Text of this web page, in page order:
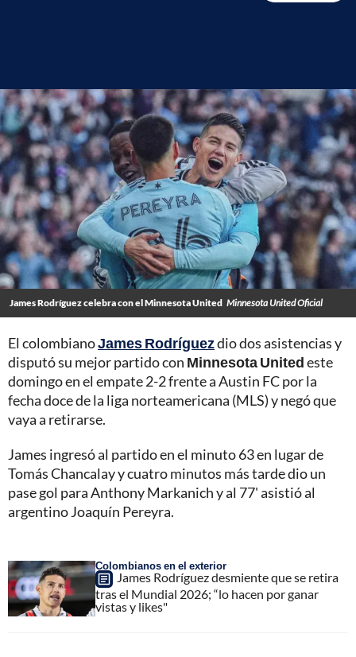
James Rodríguez celebra con el Minnesota United Minnesota United Oficial
El colombianoJames Rodríguezdio dos asistencias y
disputó su mejor partido con Minnesota Unitedeste
domingo en el empate 2-2 frente a Austin FC por la
fecha doce de la liga norteamericana (MLS) y negó que
vaya a retirarse.
James ingresó al partido en el minuto 63 en lugar de
Tomás Chancalay y cuatro minutos más tarde dio un
pase gol para Anthony Markanich y al 77' asistió al
argentino Joaquín Pereyra.
Colombianos en el exterior
James Rodríguez desmiente que se retira
tras el Mundial 2026; “lo hacen por ganar
vistas y likes"